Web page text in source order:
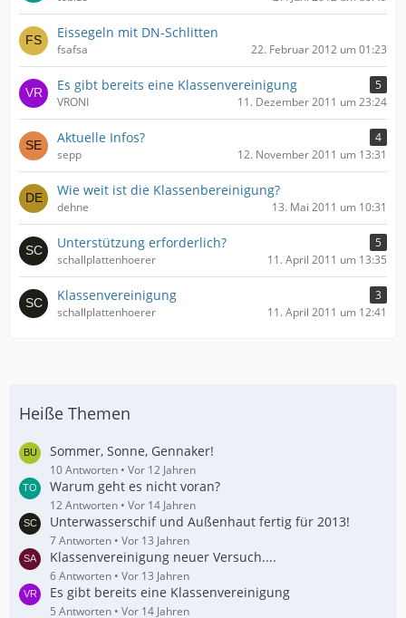
Eissegeln mit DN-Schlitten
fsafsa 22. Februar 2012 um 01:23
Es gibt bereits eine Klassenvereinigung
5
VRONI
11. Dezember 2011 um 23:24
Aktuelle Infos?
4
sepp
12. November 2011 um 13:31
Wie weit ist die Klassenbereinigung?
dehne 13. Mai 2011 um 10:31
Unterstützung erforderlich?
5
schallplattenhoerer
11. April 2011 um 13:35
Klassenvereinigung
3
schallplattenhoerer
11. April 2011 um 12:41
Heiße Themen
Sommer, Sonne, Gennaker!
10 Antworten Vor 12 Jahren
Warum geht es nicht voran?
12 Antworten Vor 14 Jahren
Unterwasserschif und Außenhaut fertig für 2013!
7 Antworten Vor 13 Jahren
Klassenvereinigung neuer Versuch....
6 Antworten Vor 13 Jahren
Es gibt bereits eine Klassenvereinigung
5 Antworten Vor 14 Jahren